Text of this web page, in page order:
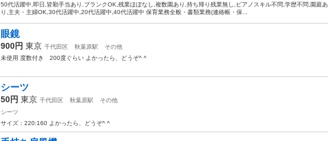
50代活躍中,即日,皆勤手当あり,ブランクOK,残業ほぼなし,複数園あり,持ち帰り残業無し,ピアノスキル不問,学歴不問,園庭あ
り,主夫・主婦OK,30代活躍中,20代活躍中,40代活躍中 保育業務全般・書類業務(連絡帳・保...
眼鏡
900円 東京 千代田区 秋葉原駅
その他
未使用 度数付き 200度ぐらい よかったら、どうぞ^ ^
シーツ
50円 東京 千代田区 秋葉原駅
その他
シーツ
サイズ：220:160 よかったら、どうぞ^ ^